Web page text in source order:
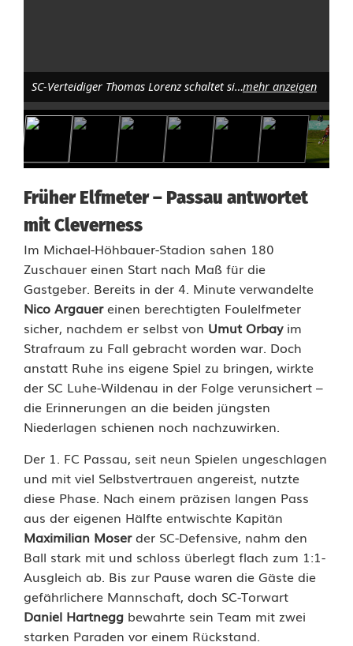
a
l
l
ü
c
k
z
i
e
h
e
r
i
n
d
e
r
N
SC-Verteidiger Thomas Lorenz schaltet sich in die Offensive ein, während Noah Aklassou vom 1. FC Passau versucht, den Vorstoß zu unterbinden; Foto: Norbert Tannhäusermehr anzeigen
Früher Elfmeter – Passau antwortet
mit Cleverness
Im Michael-Höhbauer-Stadion sahen 180
Zuschauer einen Start nach Maß für die
Gastgeber. Bereits in der 4. Minute verwandelte
Nico Argauereinen berechtigten Foulelfmeter
sicher, nachdem er selbst von Umut Orbayim
Strafraum zu Fall gebracht worden war. Doch
anstatt Ruhe ins eigene Spiel zu bringen, wirkte
der SC Luhe-Wildenau in der Folge verunsichert –
die Erinnerungen an die beiden jüngsten
Niederlagen schienen noch nachzuwirken.
Der 1. FC Passau, seit neun Spielen ungeschlagen
und mit viel Selbstvertrauen angereist, nutzte
diese Phase. Nach einem präzisen langen Pass
aus der eigenen Hälfte entwischte Kapitän
Maximilian Moserder SC-Defensive, nahm den
Ball stark mit und schloss überlegt flach zum 1:1-
Ausgleich ab. Bis zur Pause waren die Gäste die
gefährlichere Mannschaft, doch SC-Torwart
Daniel Hartnegg bewahrte sein Team mit zwei
starken Paraden vor einem Rückstand.